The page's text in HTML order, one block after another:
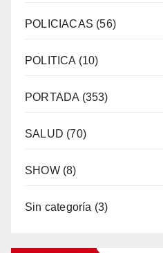
POLICIACAS (56)
POLITICA (10)
PORTADA (353)
SALUD (70)
SHOW(8)
Sin categoría (3)